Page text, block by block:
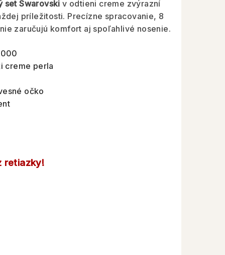
set Swarovski v odtieni creme zvýrazní
príležitosti. Precízne spracovanie, 8
zaručujú komfort aj spoľahlivé nosenie.
creme perla
očko
retiazky!